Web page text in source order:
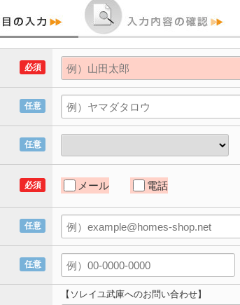
必須
任意
任意
必須 メール 電話
任意
任意
【ソレイユ武庫へのお問い合わせ】